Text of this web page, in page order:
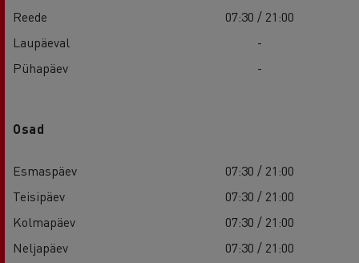
Reede
07:30 / 21:00
Laupäeval
-
Pühapäev
-
Osad
Esmaspäev
07:30 / 21:00
Teisipäev
07:30 / 21:00
Kolmapäev
07:30 / 21:00
Neljapäev
07:30 / 21:00